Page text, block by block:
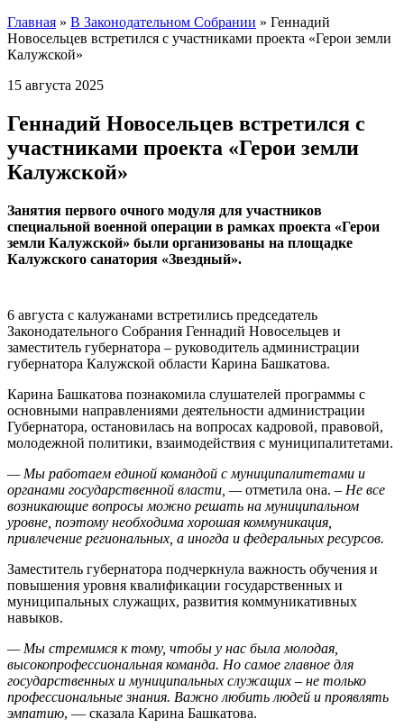
Главная » В Законодательном Собрании » Геннадий
Новосельцев встретился с участниками проекта «Герои земли
Калужской»
15 августа 2025
Геннадий Новосельцев встретился с
участниками проекта «Герои земли
Калужской»
Занятия первого очного модуля для участников
специальной военной операции в рамках проекта «Герои
земли Калужской» были организованы на площадке
Калужского санатория «Звездный».
6 августа с калужанами встретились председатель
Законодательного Собрания Геннадий Новосельцев и
заместитель губернатора – руководитель администрации
губернатора Калужской области Карина Башкатова.
Карина Башкатова познакомила слушателей программы с
основными направлениями деятельности администрации
Губернатора, остановилась на вопросах кадровой, правовой,
молодежной политики, взаимодействия с муниципалитетами.
— Мы работаем единой командой с муниципалитетами и
органами государственной власти, —отметила она. – Не все
возникающие вопросы можно решать на муниципальном
уровне, поэтому необходима хорошая коммуникация,
привлечение региональных, а иногда и федеральных ресурсов.
Заместитель губернатора подчеркнула важность обучения и
повышения уровня квалификации государственных и
муниципальных служащих, развития коммуникативных
навыков.
— Мы стремимся к тому, чтобы у нас была молодая,
высокопрофессиональная команда. Но самое главное для
государственных и муниципальных служащих – не только
профессиональные знания. Важно любить людей и проявлять
эмпатию, — сказала Карина Башкатова.